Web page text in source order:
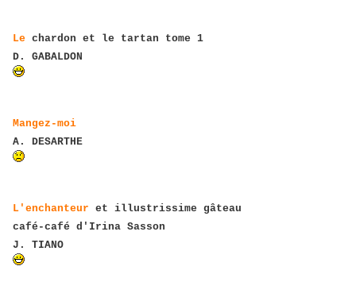
Le chardon et le tartan tome 1
D. GABALDON
Mangez-moi
A. DESARTHE
L'enchanteur et illustrissime gâteau
café-café d'Irina Sasson
J. TIANO